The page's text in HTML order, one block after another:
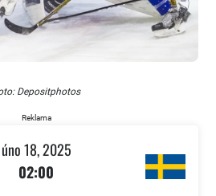
Depositphotos
Reklama
úno 18, 2025
02:00